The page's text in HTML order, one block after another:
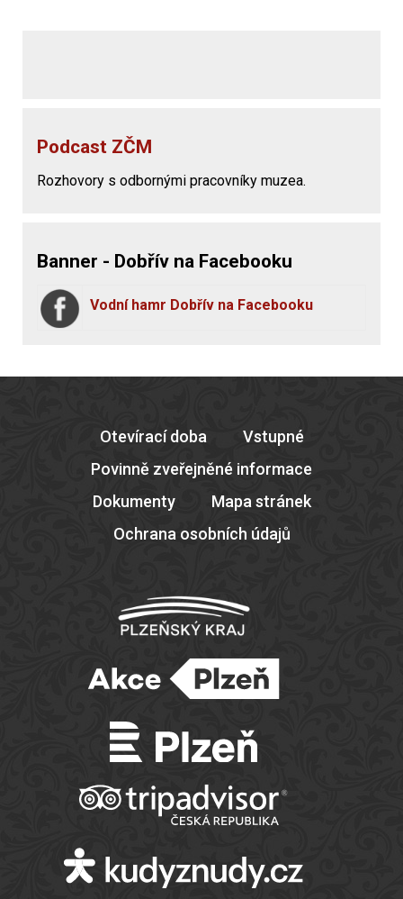
Podcast ZČM
Rozhovory s odbornými pracovníky muzea.
Banner - Dobřív na Facebooku
Vodní hamr Dobřív na Facebooku
Otevírací doba
Vstupné
Povinně zveřejněné informace
Dokumenty
Mapa stránek
Ochrana osobních údajů